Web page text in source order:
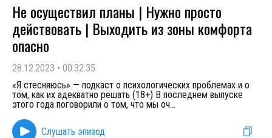
Не осуществил планы | Нужно просто
действовать | Выходить из зоны комфорта
опасно
28.12.2023 • 00:32:35
«Я стесняюсь» — подкаст о психологических проблемах и о
том, как их адекватно решать (18+) В последнем выпуске
этого года поговорили о том, что мы оч...
Слушать эпизод